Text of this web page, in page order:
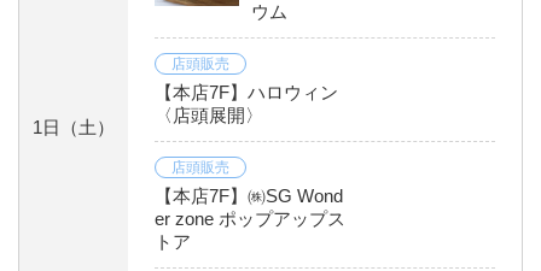
1日 （土）
ウム
店頭販売
【本店7F】ハロウィン
〈店頭展開〉
店頭販売
【本店7F】㈱SG Wond
er zone ポップアップス
トア